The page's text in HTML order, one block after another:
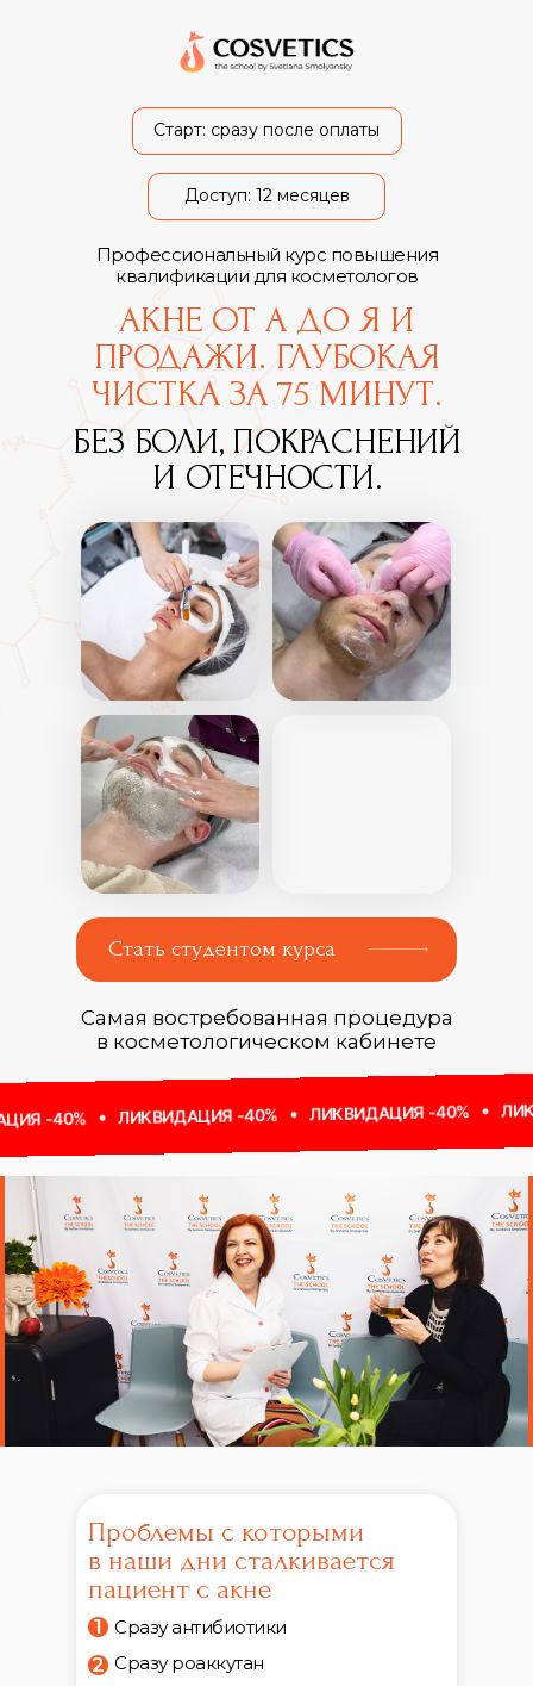
Самая востребованная процедура
в косметологическом кабинете
Доступ: 12 месяцев
Cтарт: сразу после оплаты
Профессиональный курс повышения
квалификации для косметологов
Стать студентом курса
АКНЕ ОТ А ДО Я И
ПРОДАЖИ. ГЛУБОКАЯ
ЧИСТКА ЗА 75 МИНУТ.
БЕЗ БОЛИ, ПОКРАСНЕНИЙ
И ОТЕЧНОСТИ.
ЛИКВИДАЦИЯ -40% ЛИКВИДАЦИЯ -40% ЛИКВИДАЦИЯ -
Сразу роаккутан
Сразу антибиотики
Проблемы с которыми
в наши дни сталкивается
пациент с акне
1
2